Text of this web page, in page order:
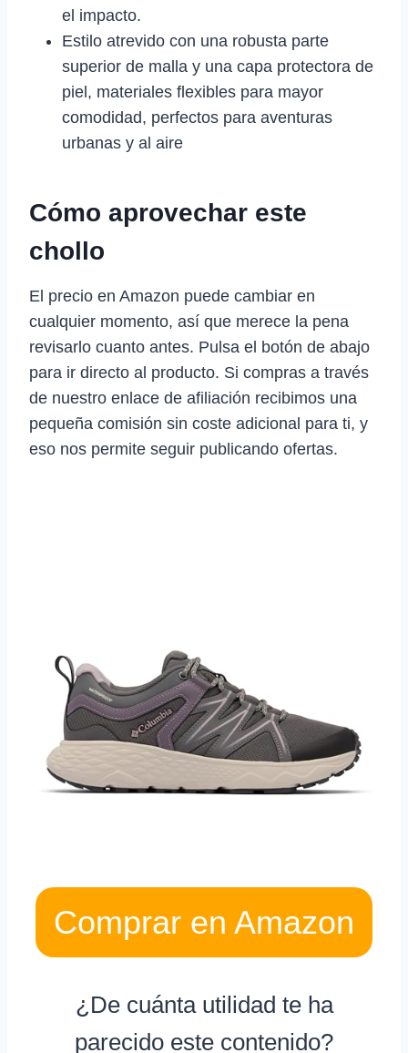
el impacto.
Estilo atrevido con una robusta parte
superior de malla y una capa protectora de
piel, materiales flexibles para mayor
comodidad, perfectos para aventuras
urbanas y al aire
Cómo aprovechar este
chollo
El precio en Amazon puede cambiar en
cualquier momento, así que merece la pena
revisarlo cuanto antes. Pulsa el botón de abajo
para ir directo al producto. Si compras a través
de nuestro enlace de afiliación recibimos una
pequeña comisión sin coste adicional para ti, y
eso nos permite seguir publicando ofertas.
Comprar en Amazon
¿De cuánta utilidad te ha
parecido este contenido?